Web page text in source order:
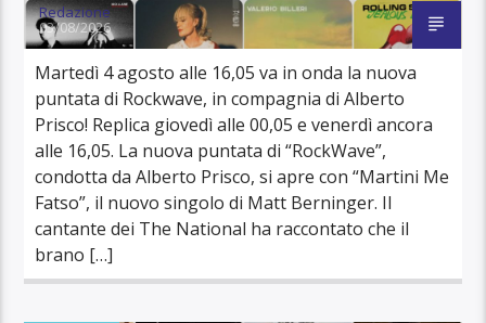
Redazione
03/08/2026
Martedì 4 agosto alle 16,05 va in onda la nuova
puntata di Rockwave, in compagnia di Alberto
Prisco! Replica giovedì alle 00,05 e venerdì ancora
alle 16,05. La nuova puntata di “RockWave”,
condotta da Alberto Prisco, si apre con “Martini Me
Fatso”, il nuovo singolo di Matt Berninger. Il
cantante dei The National ha raccontato che il
brano […]